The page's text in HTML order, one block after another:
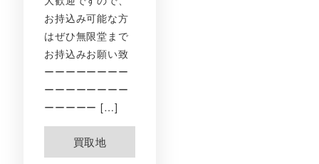
お持込み可能な方
はぜひ無限堂まで
お持込みお願い致
ーーーーーーーー
ーーーーーーーー
ーーーーー […]
買取地